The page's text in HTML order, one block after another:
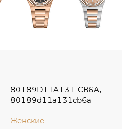
80189D11A131-CB6A,
80189d11a131cb6a
Женские